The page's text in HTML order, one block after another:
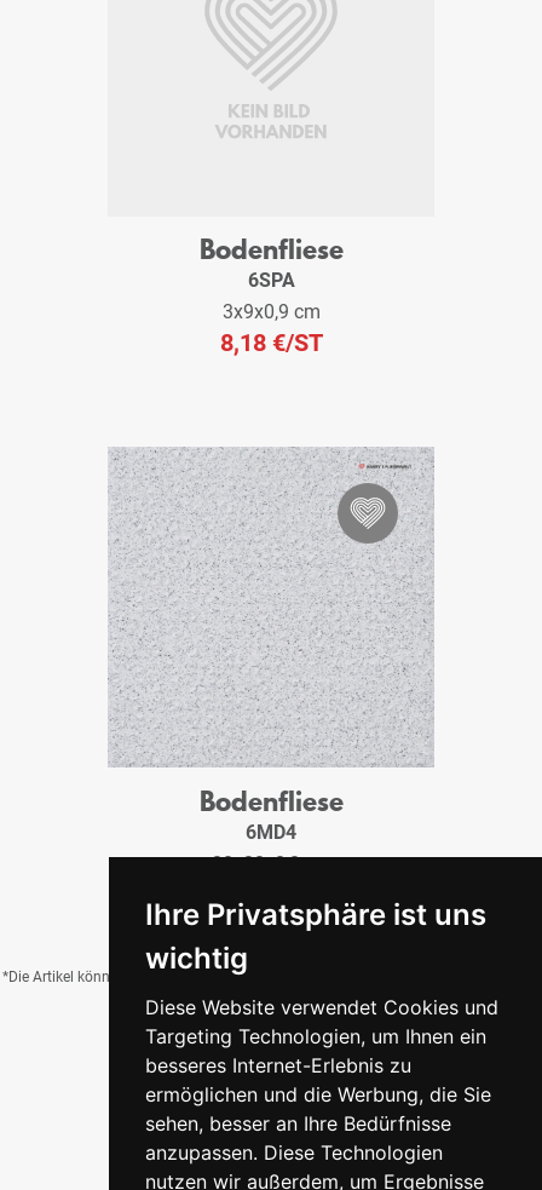
Ihre Privatsphäre ist uns
wichtig
Diese Website verwendet Cookies und
Targeting Technologien, um Ihnen ein
besseres Internet-Erlebnis zu
ermöglichen und die Werbung, die Sie
sehen, besser an Ihre Bedürfnisse
anzupassen. Diese Technologien
nutzen wir außerdem, um Ergebnisse
Bodenfliese
6SPA
3x9x0,9 cm
8,18 €/ST
Bodenfliese
6MD4
20x20x0,8 cm
*Die Artikel können durch Belichtung, Charge, Brand, Formate und weitere Einflüsse
von der Abbildung abweichen.